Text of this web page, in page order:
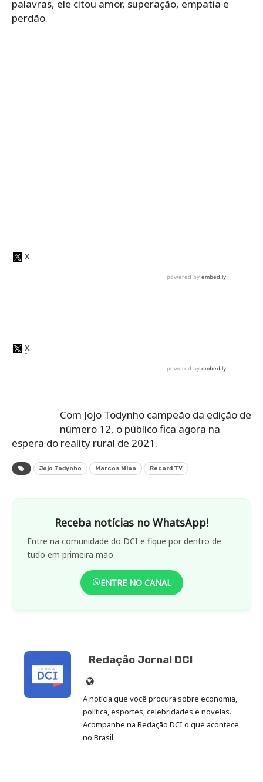
palavras, ele citou amor, superação, empatia e
perdão.
Com Jojo Todynho campeão da edição de
número 12, o público fica agora na
espera do reality rural de 2021.
Jojo Todynho Marcos Mion Record TV
Receba notícias no WhatsApp!
Entre na comunidade do DCI e fique por dentro de
tudo em primeira mão.
ENTRE NO CANAL
Redação Jornal DCI
Site
de
Redação
Jornal
DCI
A notícia que você procura sobre economia,
política, esportes, celebridades e novelas.
Acompanhe na Redação DCI o que acontece
no Brasil.